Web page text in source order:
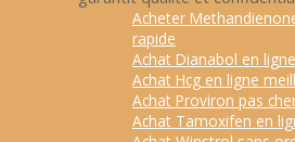
Acheter
rapide
Achat Dianabol en
Achat Hcg en ligne
Achat Proviron pas
Achat Tamoxifen en